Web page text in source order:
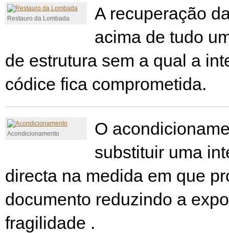
Restauro da Lombada
A recuperação
acima de tudo
de estrutura sem a qual a
códice fica comprometida.
Acondicionamento
O
substituir uma
directa na medida em que
documento reduzindo a
fragilidade .